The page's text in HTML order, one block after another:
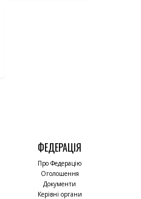
ФЕДЕРАЦІЯ
Про Федерацію
Оголошення
Документи
Керівні органи